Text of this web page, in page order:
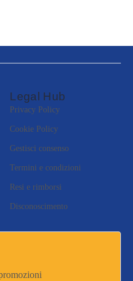
Legal Hub
Privacy Policy
Cookie Policy
Gestisci consenso
Termini e condizioni
Resi e rimborsi
Disconoscimento